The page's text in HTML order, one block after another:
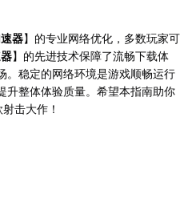
器】的专业网络优化，多数玩家可
】的先进技术保障了流畅下载体
。稳定的网络环境是游戏顺畅运行
升整体体验质量。希望本指南助你
击大作！